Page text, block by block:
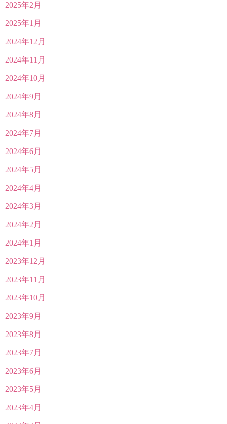
2025年2月
2025年1月
2024年12月
2024年11月
2024年10月
2024年9月
2024年8月
2024年7月
2024年6月
2024年5月
2024年4月
2024年3月
2024年2月
2024年1月
2023年12月
2023年11月
2023年10月
2023年9月
2023年8月
2023年7月
2023年6月
2023年5月
2023年4月